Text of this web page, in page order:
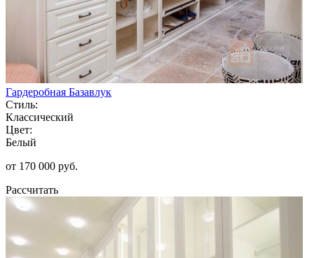
Гардеробная Базавлук
Стиль:
Классический
Цвет:
Белый
от 170 000 руб.
Рассчитать